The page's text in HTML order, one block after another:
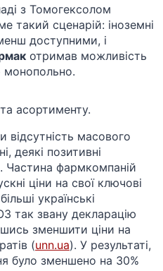
з Томогексолом
такий сценарій: іноземні
доступними, і
отримав можливість
монопольно.
масового
деякі позитивні
Частина фармкомпаній
ціни на свої ключові
українські
так звану декларацію
зменшити ціни на
(unn.ua). У результаті,
було зменшено на 30%